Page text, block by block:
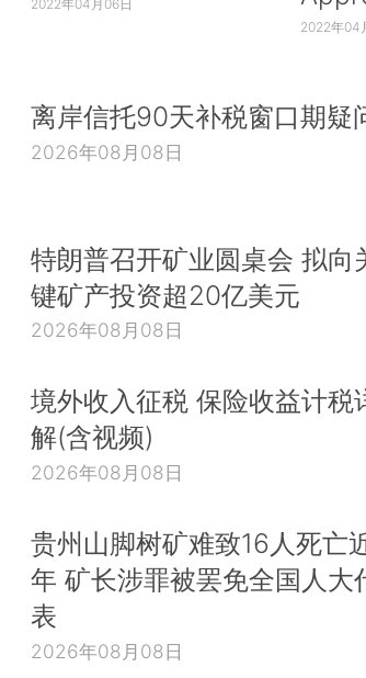
2022年04月06日
2022年04
离岸信托90天补税窗口期疑
2026年08月08日
特朗普召开矿业圆桌会 拟向
键矿产投资超20亿美元
2026年08月08日
境外收入征税 保险收益计税
解(含视频)
2026年08月08日
贵州山脚树矿难致16人死亡
年 矿长涉罪被罢免全国人大
表
2026年08月08日